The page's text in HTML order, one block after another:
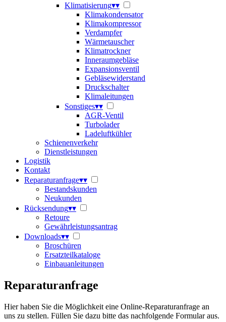
Klimatisierung▾▾
Klimakondensator
Klimakompressor
Verdampfer
Wärmetauscher
Klimatrockner
Inneraumgebläse
Expansionsventil
Gebläsewiderstand
Druckschalter
Klimaleitungen
Sonstiges▾▾
AGR-Ventil
Turbolader
Ladeluftkühler
Schienenverkehr
Dienstleistungen
Logistik
Kontakt
Reparaturanfrage▾▾
Bestandskunden
Neukunden
Rücksendung▾▾
Retoure
Gewährleistungsantrag
Downloads▾▾
Broschüren
Ersatzteilkataloge
Einbauanleitungen
Reparaturanfrage
Hier haben Sie die Möglichkeit eine Online-Reparaturanfrage an
uns zu stellen. Füllen Sie dazu bitte das nachfolgende Formular aus.